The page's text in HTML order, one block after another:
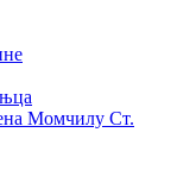
Момчилу Ст.